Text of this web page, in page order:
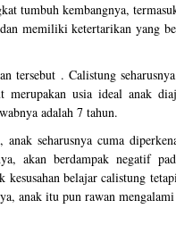
tumbuh kembangnya,
memiliki ketertarikan yang
tersebut . Calistung
usia ideal anak
adalah 7 tahun.
seharusnya cuma
akan berdampak negatif
belajar calistung
anak itu pun rawan